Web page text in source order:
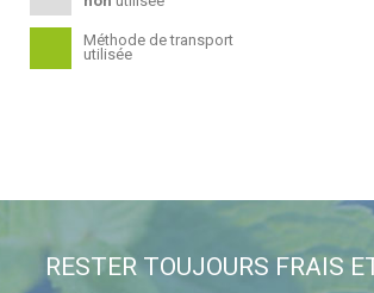
Méthode de transport
utilisée
RESTER TOUJOURS FRAIS